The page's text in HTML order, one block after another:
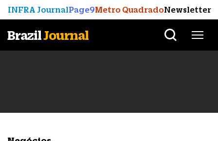
INFRA JournalPage9Metro QuadradoNewsletter
BrazilJournal